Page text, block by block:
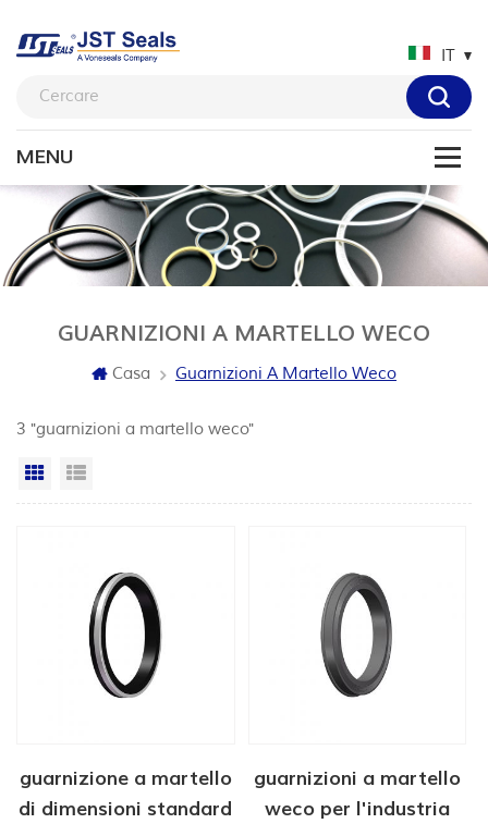
IT
GUARNIZIONI A MARTELLO WECO
Casa Guarnizioni A Martello Weco
3 "guarnizioni a martello weco"
Vista a griglia
guarnizione a martello
di dimensioni standard
guarnizioni a martello
weco per l'industria